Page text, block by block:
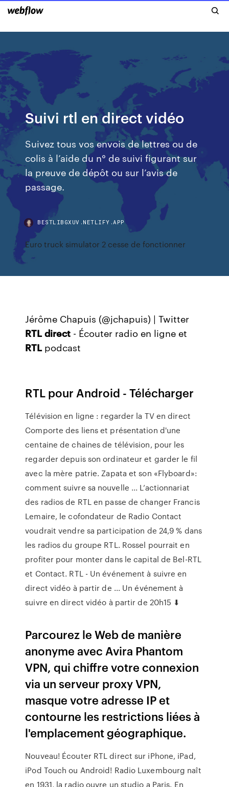
Suivi rtl en direct vidéo
Suivez tous vos envois de lettres ou de
colis à l’aide du n° de suivi figurant sur
la preuve de dépôt ou sur l’avis de
passage.
BESTLIBGXUV.NETLIFY.APP
Euro truck simulator 2 cesse de fonctionner
Jérôme Chapuis (@jchapuis) | Twitter
RTL direct - Écouter radio en ligne et
RTLpodcast
RTL pour Android - Télécharger
Télévision en ligne : regarder la TV en direct
Comporte des liens et présentation d'une
centaine de chaines de télévision, pour les
regarder depuis son ordinateur et garder le fil
avec la mère patrie. Zapata et son «Flyboard»:
comment suivre sa nouvelle ... L’actionnariat
des radios de RTL en passe de changer Francis
Lemaire, le cofondateur de Radio Contact
voudrait vendre sa participation de 24,9 % dans
les radios du groupe RTL. Rossel pourrait en
profiter pour monter dans le capital de Bel-RTL
et Contact. RTL - Un événement à suivre en
direct vidéo à partir de ... Un événement à
suivre en direct vidéo à partir de 20h15 ⬇
Parcourez le Web de manière
anonyme avec Avira Phantom
VPN, qui chiffre votre connexion
via un serveur proxy VPN,
masque votre adresse IP et
contourne les restrictions liées à
l'emplacement géographique.
Nouveau! Écouter RTL direct sur iPhone, iPad,
iPod Touch ou Android! Radio Luxembourg naît
en 1931, la radio ouvre un studio a Paris. En